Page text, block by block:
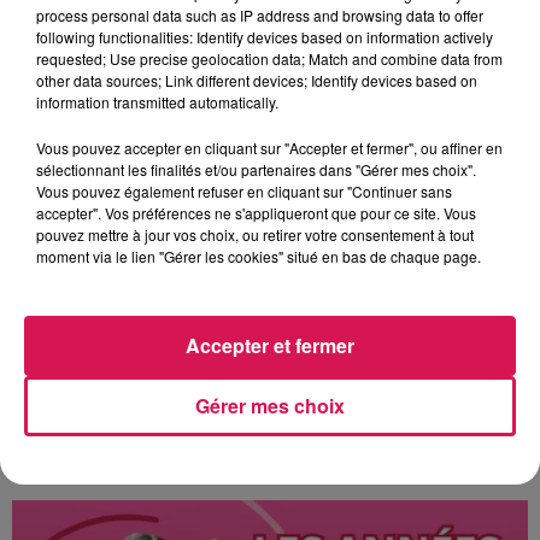
de l’Agence Nationale du Sport pour atteindre les 80 % de
subventions.
L’adhésion du Pays de Mormal à la plateforme nationale
Le but est d’inciter les habitants de ce territoire à pouvoir
donner ne serait-ce qu’une heure de bénévolat par mois à
un particulier, une association ou à une collectivité. Celui
Proximité, le Créateur de la Fête des Voisins et de la
plateforme « l’Heure Civique ».
Par Paul Schuler / Avec D.H. / Photo de la chapelle par
À L'ANTENNE
process personal data such as IP address and browsing data to offer
following functionalities: Identify devices based on information actively
requested; Use precise geolocation data; Match and combine data from
other data sources; Link different devices; Identify devices based on
information transmitted automatically.
Vous pouvez accepter en cliquant sur "Accepter et fermer", ou affiner en
sélectionnant les finalités et/ou partenaires dans "Gérer mes choix".
Vous pouvez également refuser en cliquant sur "Continuer sans
accepter". Vos préférences ne s'appliqueront que pour ce site. Vous
pouvez mettre à jour vos choix, ou retirer votre consentement à tout
moment via le lien "Gérer les cookies" situé en bas de chaque page.
Gérer mes choix
Accepter et fermer